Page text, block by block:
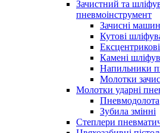
Зачистний та
пневмоінструмент
Зачисні
Кутові
Камені
Напильники
Молотки
Молотки ударні
Пневмодолота
Зубила змінні
Степлери